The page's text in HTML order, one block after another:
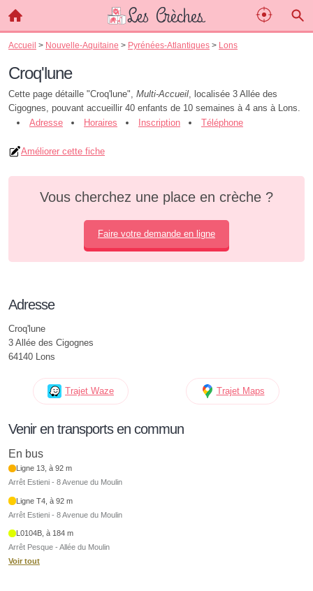
Accueil > Nouvelle-Aquitaine > Pyrénées-Atlantiques > Lons
Croq'lune
Cette page détaille "Croq'lune", Multi-Accueil, localisée 3 Allée des
Cigognes, pouvant accueillir 40 enfants de 10 semaines à 4 ans à Lons.
Adresse
Horaires Inscription Téléphone
Améliorer cette fiche
Vous cherchez une place en crèche ?
Faire votre demande en ligne
Adresse
Croq'lune
3 Allée des Cigognes
64140 Lons
Trajet Waze Trajet Maps
Venir en transports en commun
En bus
Ligne 13, à 92 m
Arrêt Estieni - 8 Avenue du Moulin
Ligne T4, à 92 m
Arrêt Estieni - 8 Avenue du Moulin
L0104B, à 184 m
Arrêt Pesque - Allée du Moulin
Voir tout